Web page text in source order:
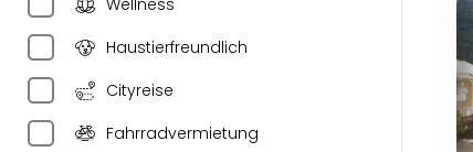
Wellness
Haustierfreundlich
Cityreise
Fahrradvermietung